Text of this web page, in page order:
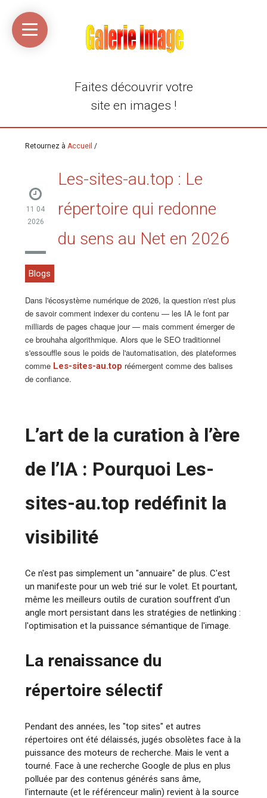
Accueil
Média
libre
Linkinaz
Katomi
compte
Twitter
@Ortegeek
compte
Flickr
Faites découvrir votre
site en images !
Retournez àAccueil /
11 04
2026
Les-sites-au.top : Le
répertoire qui redonne
du sens au Net en 2026
Blogs
Dans l'écosystème numérique de 2026, la question n'est plus
de savoir comment indexer du contenu — les IA le font par
milliards de pages chaque jour — mais comment émerger de
ce brouhaha algorithmique. Alors que le SEO traditionnel
s'essouffle sous le poids de l'automatisation, des plateformes
comme Les-sites-au.top réémergent comme des balises
de confiance.
L’art de la curation à l’ère
de l’IA : Pourquoi Les-
sites-au.top redéfinit la
visibilité
Ce n'est pas simplement un "annuaire" de plus. C'est
un manifeste pour un web trié sur le volet. Et pourtant,
même les meilleurs outils de curation souffrent d'un
angle mort persistant dans les stratégies de netlinking :
l'optimisation et la puissance sémantique de l'image.
La renaissance du
répertoire sélectif
Pendant des années, les "top sites" et autres
répertoires ont été délaissés, jugés obsolètes face à la
puissance des moteurs de recherche. Mais le vent a
tourné. Face à une recherche Google de plus en plus
polluée par des contenus générés sans âme,
l'internaute (et le référenceur malin) revient à la source